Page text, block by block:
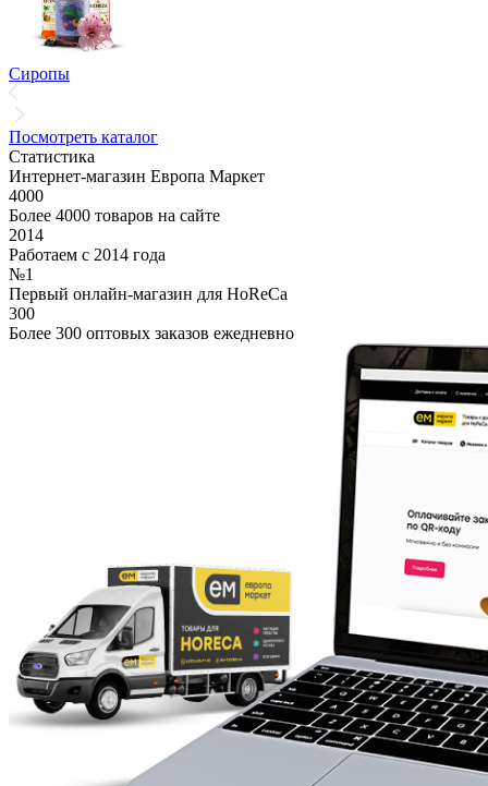
Сиропы
Посмотреть каталог
Статистика
Интернет-магазин Европа Маркет
4000
Более 4000 товаров на сайте
2014
Работаем с 2014 года
№1
Первый онлайн-магазин для HoReCa
300
Более 300 оптовых заказов ежедневно